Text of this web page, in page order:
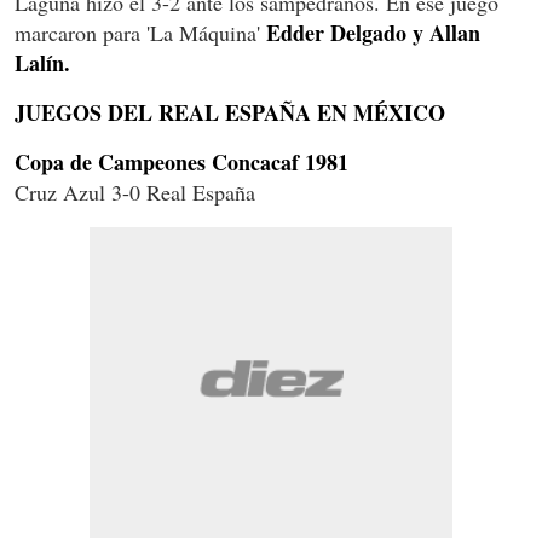
marcaron para 'La Máquina' Edder Delgado y Allan
Lalín.
JUEGOS DEL REAL ESPAÑA EN MÉXICO
Copa de Campeones Concacaf 1981
Cruz Azul 3-0 Real España